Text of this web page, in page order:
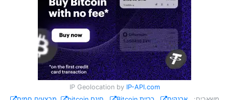
IP Geolocation by IP-API.com